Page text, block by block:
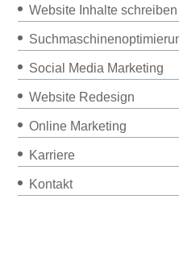
Website Inhalte schreiben
Social Media Marketing
Website Redesign
Online Marketing
Karriere
Kontakt